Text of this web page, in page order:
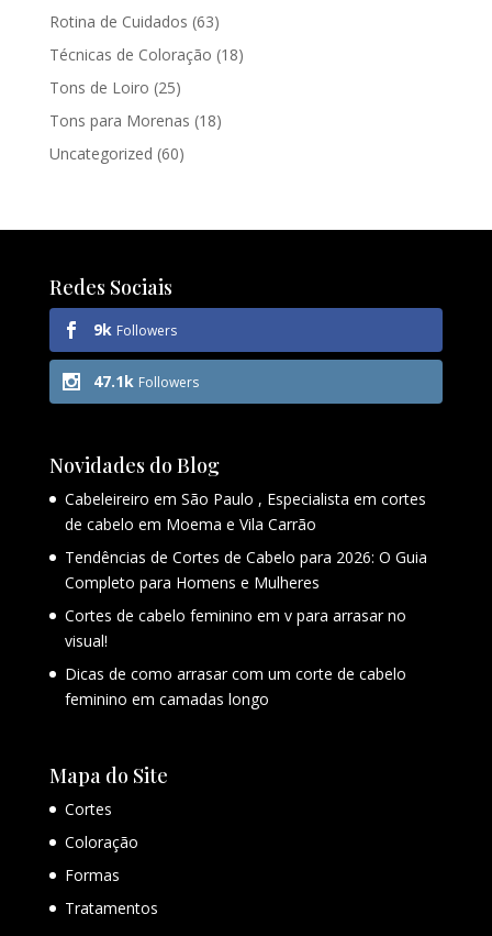
Rotina de Cuidados (63)
Técnicas de Coloração (18)
Tons de Loiro (25)
Tons para Morenas (18)
Uncategorized (60)
Redes Sociais
9k Followers
47.1k Followers
Novidades do Blog
Cabeleireiro em São Paulo , Especialista em cortes
de cabelo em Moema e Vila Carrão
Tendências de Cortes de Cabelo para 2026: O Guia
Completo para Homens e Mulheres
Cortes de cabelo feminino em v para arrasar no
visual!
Dicas de como arrasar com um corte de cabelo
feminino em camadas longo
Mapa do Site
Cortes
Coloração
Formas
Tratamentos